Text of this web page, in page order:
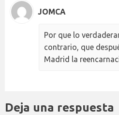
JOMCA
Por que lo
contrario, que
Madrid la
Deja una respuesta